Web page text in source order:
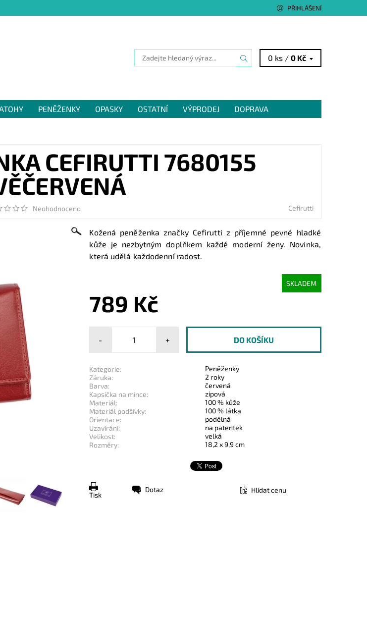
PŘIHLÁŠENÍ
0 ks /0 Kč
PENĚŽENKY OPASKY OSTATNÍ VÝPRODEJ
DOPRAVA
CEFIRUTTI 7680155
Neohodnoceno Cefirutti
Kožená peněženka značky Cefirutti z příjemné pevné hladké
kůže je nezbytným doplňkem každé moderní ženy. Novinka,
která udělá každodenní radost.
SKLADEM
789 Kč
- +
Kategorie:
Peněženky
Záruka:
2 roky
Barva:
červená
Kapsička na mince:
zipová
Materiál:
100 % kůže
Materiál podšívky:
100 % látka
Orientace:
podélná
Uzavírání:
na patentek
Velikost:
velká
Rozměry:
18,2 x 9,9 cm
Tisk
Dotaz Hlídat cenu